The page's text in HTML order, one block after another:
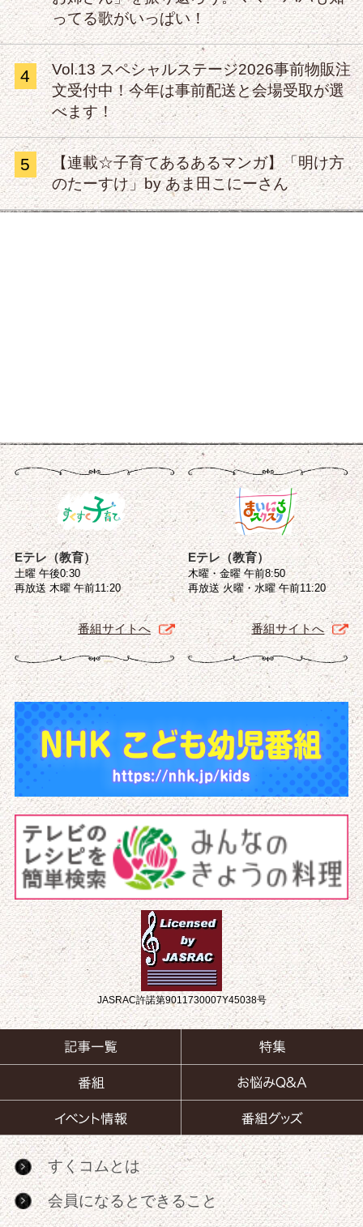
ってる歌がいっぱい！
4
Vol.13 スペシャルステージ2026事前物販注
文受付中！今年は事前配送と会場受取が選
べます！
5
【連載☆子育てあるあるマンガ】「明け方
のたーすけ」by あま田こにーさん
Eテレ（教育）
土曜 午後0:30
再放送 木曜 午前11:20
番組サイトへ
Eテレ（教育）
木曜・金曜 午前8:50
再放送 火曜・水曜 午前11:20
番組サイトへ
JASRAC許諾第9011730007Y45038号
すくコムとは
会員になるとできること